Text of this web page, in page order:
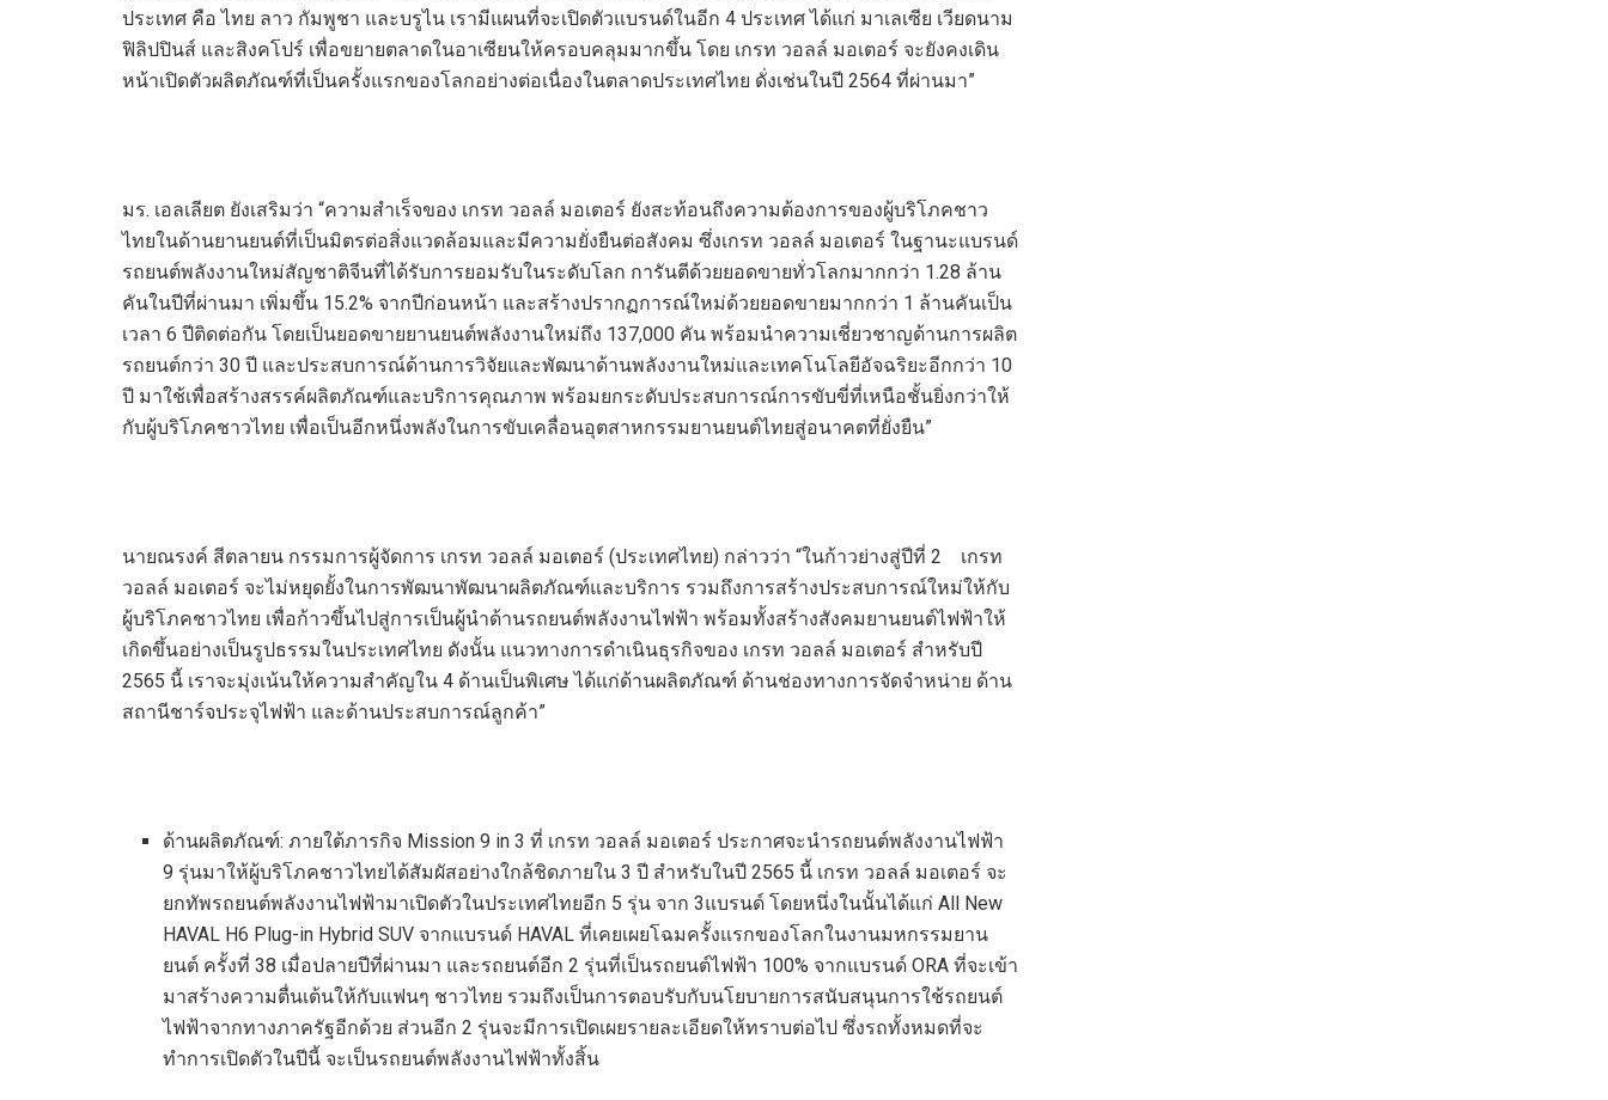
ประเทศ คือ ไทย ลาว กัมพูชา และบรูไน เรามีแผนที่จะเปิดตัวแบรนด์ในอีก 4 ประเทศ ได้แก่ มาเลเซีย เวียดนาม
ฟิลิปปินส์ และสิงคโปร์ เพื่อขยายตลาดในอาเซียนให้ครอบคลุมมากขึ้น โดย เกรท วอลล์ มอเตอร์ จะยังคงเดิน
หน้าเปิดตัวผลิตภัณฑ์ที่เป็นครั้งแรกของโลกอย่างต่อเนื่องในตลาดประเทศไทย ดั่งเช่นในปี 2564 ที่ผ่านมา”
มร. เอลเลียต ยังเสริมว่า “ความสำเร็จของ เกรท วอลล์ มอเตอร์ ยังสะท้อนถึงความต้องการของผู้บริโภคชาว
ไทยในด้านยานยนต์ที่เป็นมิตรต่อสิ่งแวดล้อมและมีความยั่งยืนต่อสังคม ซึ่งเกรท วอลล์ มอเตอร์ ในฐานะแบรนด์
รถยนต์พลังงานใหม่สัญชาติจีนที่ได้รับการยอมรับในระดับโลก การันตีด้วยยอดขายทั่วโลกมากกว่า 1.28 ล้าน
คันในปีที่ผ่านมา เพิ่มขึ้น 15.2% จากปีก่อนหน้า และสร้างปรากฏการณ์ใหม่ด้วยยอดขายมากกว่า 1 ล้านคันเป็น
เวลา 6 ปีติดต่อกัน โดยเป็นยอดขายยานยนต์พลังงานใหม่ถึง 137,000 คัน พร้อมนำความเชี่ยวชาญด้านการผลิต
รถยนต์กว่า 30 ปี และประสบการณ์ด้านการวิจัยและพัฒนาด้านพลังงานใหม่และเทคโนโลยีอัจฉริยะอีกกว่า 10
ปี มาใช้เพื่อสร้างสรรค์ผลิตภัณฑ์และบริการคุณภาพ พร้อมยกระดับประสบการณ์การขับขี่ที่เหนือชั้นยิ่งกว่าให้
กับผู้บริโภคชาวไทย เพื่อเป็นอีกหนึ่งพลังในการขับเคลื่อนอุตสาหกรรมยานยนต์ไทยสู่อนาคตที่ยั่งยืน”
นายณรงค์ สีตลายน กรรมการผู้จัดการ เกรท วอลล์ มอเตอร์ (ประเทศไทย) กล่าวว่า “ในก้าวย่างสู่ปีที่ 2 เกรท
วอลล์ มอเตอร์ จะไม่หยุดยั้งในการพัฒนาพัฒนาผลิตภัณฑ์และบริการ รวมถึงการสร้างประสบการณ์ใหม่ให้กับ
ผู้บริโภคชาวไทย เพื่อก้าวขึ้นไปสู่การเป็นผู้นำด้านรถยนต์พลังงานไฟฟ้า พร้อมทั้งสร้างสังคมยานยนต์ไฟฟ้าให้
เกิดขึ้นอย่างเป็นรูปธรรมในประเทศไทย ดังนั้น แนวทางการดำเนินธุรกิจของ เกรท วอลล์ มอเตอร์ สำหรับปี
2565 นี้ เราจะมุ่งเน้นให้ความสำคัญใน 4 ด้านเป็นพิเศษ ได้แก่ด้านผลิตภัณฑ์ ด้านช่องทางการจัดจำหน่าย ด้าน
สถานีชาร์จประจุไฟฟ้า และด้านประสบการณ์ลูกค้า”
ด้านผลิตภัณฑ์: ภายใต้ภารกิจ Mission 9 in 3 ที่ เกรท วอลล์ มอเตอร์ ประกาศจะนำรถยนต์พลังงานไฟฟ้า
9 รุ่นมาให้ผู้บริโภคชาวไทยได้สัมผัสอย่างใกล้ชิดภายใน 3 ปี สำหรับในปี 2565 นี้ เกรท วอลล์ มอเตอร์ จะ
ยกทัพรถยนต์พลังงานไฟฟ้ามาเปิดตัวในประเทศไทยอีก 5 รุ่น จาก 3แบรนด์ โดยหนึ่งในนั้นได้แก่ All New
HAVAL H6 Plug-in Hybrid SUV จากแบรนด์ HAVAL ที่เคยเผยโฉมครั้งแรกของโลกในงานมหกรรมยาน
ยนต์ ครั้งที่ 38 เมื่อปลายปีที่ผ่านมา และรถยนต์อีก 2 รุ่นที่เป็นรถยนต์ไฟฟ้า 100% จากแบรนด์ ORA ที่จะเข้า
มาสร้างความตื่นเต้นให้กับแฟนๆ ชาวไทย รวมถึงเป็นการตอบรับกับนโยบายการสนับสนุนการใช้รถยนต์
ไฟฟ้าจากทางภาครัฐอีกด้วย ส่วนอีก 2 รุ่นจะมีการเปิดเผยรายละเอียดให้ทราบต่อไป ซึ่งรถทั้งหมดที่จะ
ทำการเปิดตัวในปีนี้ จะเป็นรถยนต์พลังงานไฟฟ้าทั้งสิ้น